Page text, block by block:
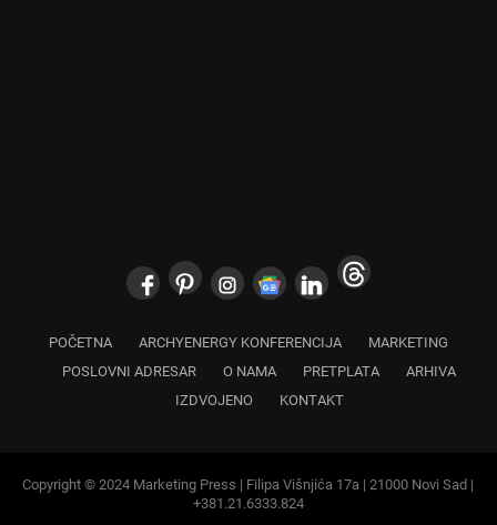
POSLOVNI ADRESAR
O NAMA PRETPLATA
IZDVOJENO
KONTAKT
+381.21.6333.824